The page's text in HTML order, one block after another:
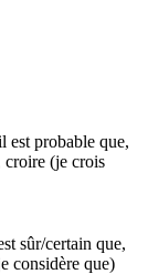
est probable que,
croire (je crois
sûr/certain que,
considère que)